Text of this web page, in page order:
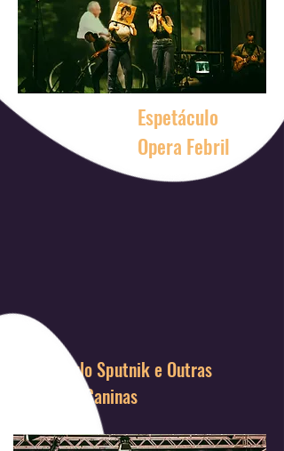
Espetáculo
Opera Febril
Espetáculo Sputnik e Outras
Histórias Caninas